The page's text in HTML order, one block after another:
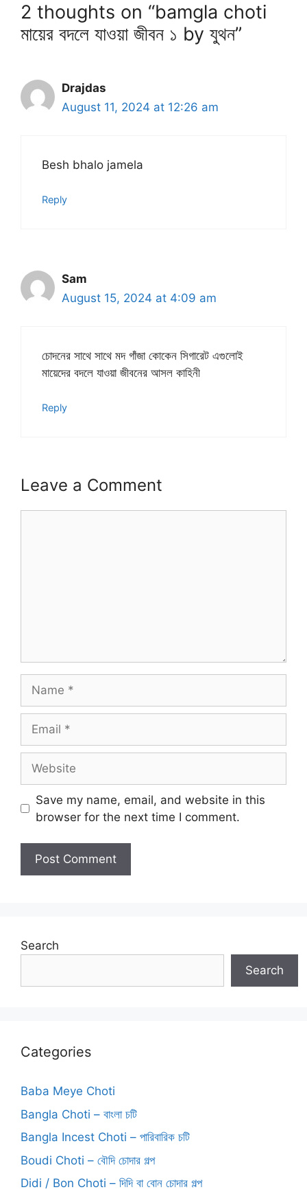
2 thoughts on “bamgla choti
মায়ের বদলে যাওয়া জীবন ১ by যুথন”
Drajdas
August 11, 2024 at 12:26 am
Besh bhalo jamela
Reply
Sam
August 15, 2024 at 4:09 am
চোদনের সাথে সাথে মদ গাঁজা কোকেন সিগারেট এগুলোই
মায়েদের বদলে যাওয়া জীবনের আসল কাহিনী
Reply
Leave a Comment
Save my name, email, and website in this
browser for the next time I comment.
Search
Search
Categories
Baba Meye Choti
Bangla Choti – বাংলা চটি
Bangla Incest Choti – পারিবারিক চটি
Boudi Choti – বৌদি চোদার গল্প
Didi / Bon Choti – দিদি বা বোন চোদার গল্প